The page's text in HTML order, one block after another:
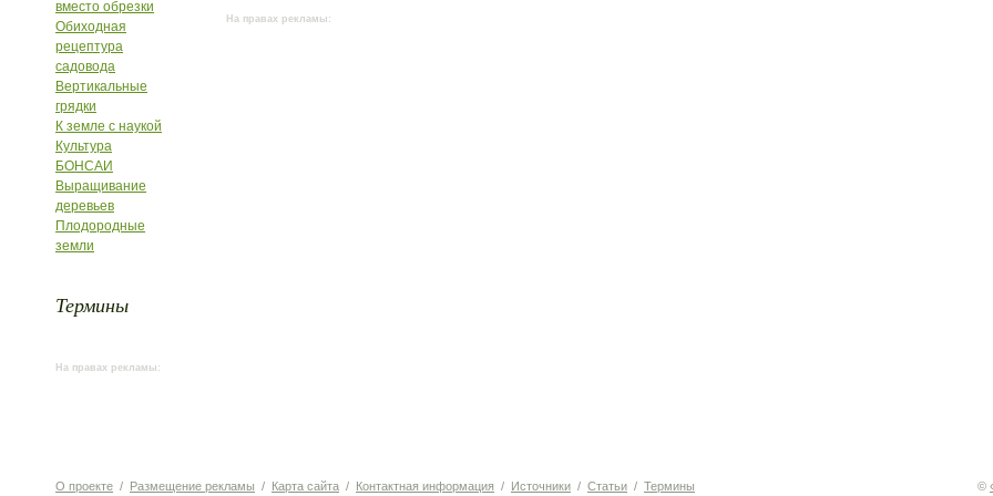
вместо обрезки
Обиходная
рецептура
садовода
Вертикальные
грядки
К земле с наукой
Культура
БОНСАИ
Выращивание
деревьев
Плодородные
земли
Термины
На правах рекламы:
На правах рекламы:
О проекте / Размещение рекламы / Карта сайта / Контактная информация / Источники / Статьи / Термины ©